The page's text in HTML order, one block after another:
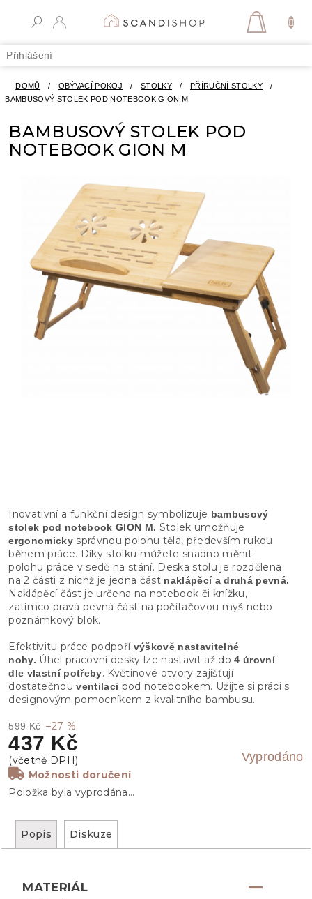
Přihlášení
DOMŮ / OBÝVACÍ POKOJ / STOLKY / PŘÍRUČNÍ STOLKY
/
BAMBUSOVÝ STOLEK POD NOTEBOOK GION M
BAMBUSOVÝ STOLEK POD
NOTEBOOK GION M
599 Kč –27 %
437 Kč
Vyprodáno
Možnosti doručení
Položka byla vyprodána…
Inovativní a funkční design symbolizuje bambusový
stolek pod notebook GION M. Stolek umožňuje
ergonomickysprávnou polohu těla, především rukou
během práce. Díky stolku můžete snadno měnit
polohu práce v sedě na stání. Deska stolu je rozdělena
na 2 části z nichž je jedna částnaklápěcí a druhá pevná.
Naklápěcí část je určena na notebook či knížku,
zatímco pravá pevná část na počítačovou myš nebo
poznámkový blok.
Efektivitu práce podpoří výškově nastavitelné
nohy. Úhel pracovní desky lze nastavit až do4 úrovní
dle vlastní potřeby. Květinové otvory zajišťují
dostatečnouventilaci pod notebookem. Užijte si práci s
designovým pomocníkem z kvalitního bambusu.
Popis Diskuze
MATERIÁL